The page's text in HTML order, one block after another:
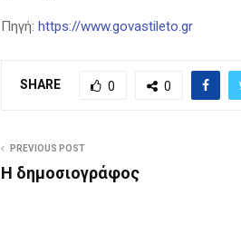
Πηγή: https://www.govastileto.gr
SHARE 0 0
PREVIOUS POST
H δημοσιογράφος